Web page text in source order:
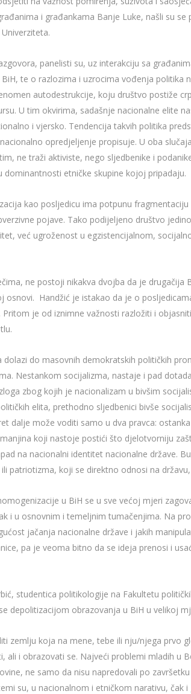
i građankama Banje Luke, našli su
panelisti su, uz interakciju sa
te o razlozima i uzrocima vođenja politika
autodestrukcije, koju društvo postiže
U tim okvirima, sadašnje nacionalne elite
i vjersko. Tendencija takvih politika
opredjeljenje propisuje. U oba
ne traži aktiviste, nego sljedbenike i
dominantnosti etničke skupine kojoj pripadaju.
kao posljedicu ima potpunu
pojave. Tako podijeljeno društvo
već ugroženost u egzistencijalnom,
ne postoji nikakva dvojba da je
osnovi. Handžić je istakao da je o
Pritom je od iznimne važnosti razložiti i
dolazi do masovnih demokratskih političkih
Nestankom socijalizma, nastaje i pad
zbog kojih je nacionalizam u bivšim
elita, prethodno sljedbenici bivše
dalje može voditi samo u dva pravca:
koji nastoje postići što djelotvorniju
na nacionalni identitet nacionalne države.
patriotizma, koji se direktno odnosi na
u BiH se u sve većoj mjeri
i u osnovnim i temeljnim tumačenjima. Na
jačanja nacionalne države i jakih
pa je veoma bitno da se ideja prenosi i
studentica politikologije na Fakultetu
depolitizacijom obrazovanja u BiH u velikoj
zemlju koja na mene, tebe ili nju/njega prvo
ali i obrazovati se. Najveći problemi mladih
ne samo da nisu napredovali po
su, u nacionalnom i etničkom narativu,